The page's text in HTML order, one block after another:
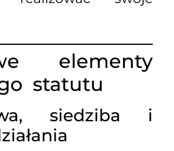
elementy
statutu
siedziba i